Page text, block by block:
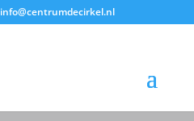
info@centrumdecirkel.nl